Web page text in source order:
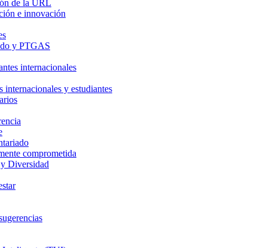
de la URL
e innovación
y PTGAS
internacionales
internacionales y estudiantes
comprometida
Diversidad